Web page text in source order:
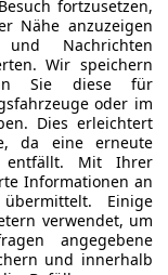
Menge an
blendfreien
Ebenso
der Mittelkonsole
eine einfache
auch
. Die
fortzusetzen,
Nähe anzuzeigen
Nachrichten
Wir speichern
Sie diese für
oder im
Dies erleichtert
da eine erneute
entfällt. Mit Ihrer
Informationen an
Einige
verwendet, um
angegebene
und innerhalb